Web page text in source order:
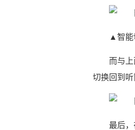
▲智能
而与
切换回到听
最后